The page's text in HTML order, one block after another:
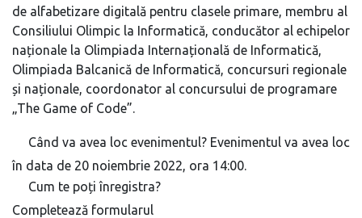
de alfabetizare digitală pentru clasele primare, membru al
Consiliului Olimpic la Informatică, conducător al echipelor
naționale la Olimpiada Internațională de Informatică,
Olimpiada Balcanică de Informatică, concursuri regionale
și naționale, coordonator al concursului de programare
„The Game of Code”.
Când va avea loc evenimentul? Evenimentul va avea loc
în data de 20 noiembrie 2022, ora 14:00.
Cum te poți înregistra?
Completează formularul